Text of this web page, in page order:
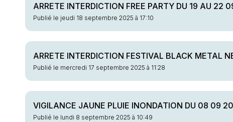
ARRETE INTERDICTION FREE PARTY DU 19 AU 22
Publié le jeudi 18 septembre 2025 à 17:10
ARRETE INTERDICTION FESTIVAL BLACK METAL
Publié le mercredi 17 septembre 2025 à 11:28
VIGILANCE JAUNE PLUIE INONDATION DU 08 09
Publié le lundi 8 septembre 2025 à 10:49